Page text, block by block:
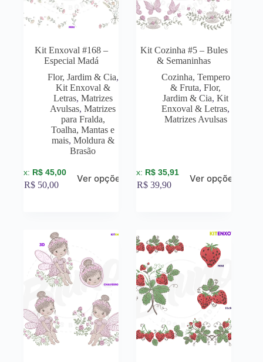
Kit Enxoval #168 –
Especial Madá
Flor, Jardim & Cia,
Kit Enxoval &
Letras, Matrizes
Avulsas,Matrizes
para Fralda,
Toalha, Mantas e
mais, Moldura &
Brasão
R$ 45,00
R$ 50,00
Ver opções
Kit Cozinha #5 – Bules
& Semaninhas
Cozinha, Tempero
& Fruta,Flor,
Jardim & Cia,Kit
Enxoval & Letras,
Matrizes Avulsas
R$ 35,91
R$ 39,90
Ver opções